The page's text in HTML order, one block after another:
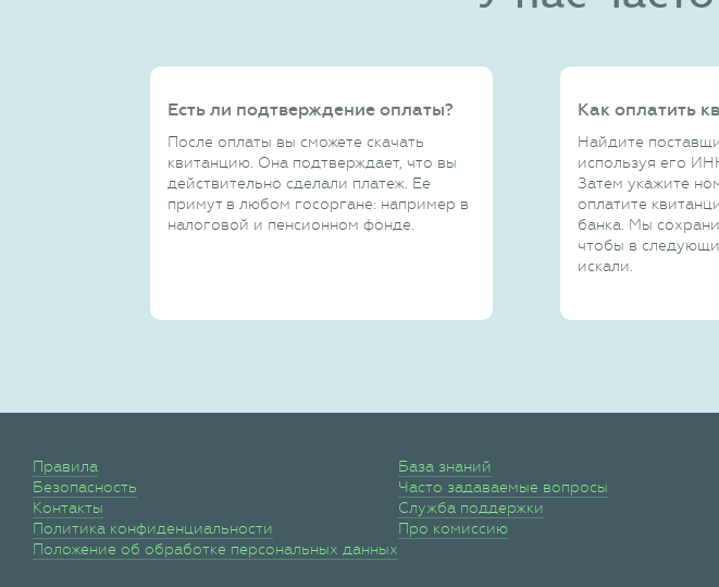
Есть ли подтверждение оплаты?
После оплаты вы сможете скачать
квитанцию. Она подтверждает, что вы
действительно сделали платеж. Ее
примут в любом госоргане: например в
налоговой и пенсионном фонде.
Как оплатить
Найдите
используя его
Затем укажите
оплатите
банка. Мы
чтобы в
искали.
Правила
Безопасность
Контакты
Политика конфиденциальности
Положение об обработке персональных данных
База знаний
Часто задаваемые вопросы
Служба поддержки
Про комиссию